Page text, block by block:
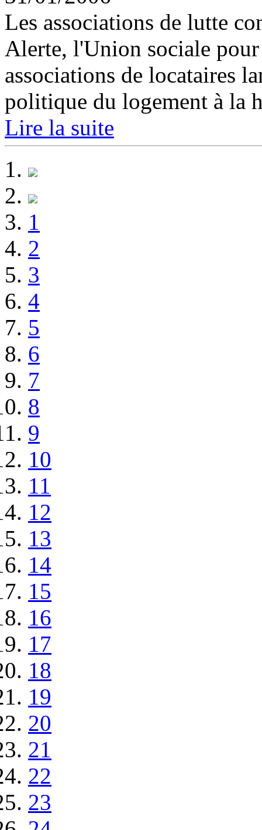
Les associations de lutte
Alerte, l'Union sociale
associations de locataires
politique du logement à la
Lire la suite
1
2
3
4
5
6
7
8
9
10
11
12
13
14
15
16
17
18
19
20
21
22
23